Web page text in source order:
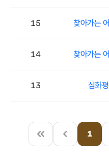
15 찾아가는
14 찾아가는
13 심화
처
음
이
전
1